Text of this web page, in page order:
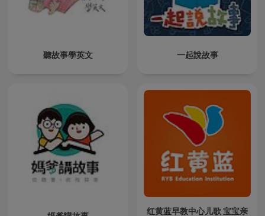
聽故事學英文 一起說故事
红黄蓝早教中心儿歌 宝宝亲